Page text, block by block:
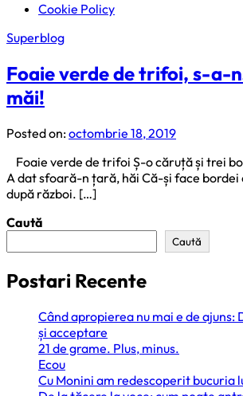
Cookie Policy
Superblog
Foaie verde de trifoi, s-a-
măi!
Posted on:octombrie 18, 2019
Foaie verde de trifoi Ș-o căruță și trei
A dat sfoară-n țară, hăi Că-și face bordei
după război. […]
Caută
Caută
Postari Recente
Când apropierea nu mai e de ajuns:
și acceptare
21 de grame. Plus, minus.
Ecou
Cu Monini am redescoperit bucuria